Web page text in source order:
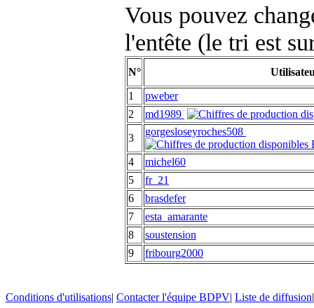
Vous pouvez
l'entête (le tri est
N°
1
pweber
2
md1989
3
gorgesloseyroches508
4
michel60
5
fr_21
6
brasdefer
7
esta_amarante
8
soustension
9
fribourg2000
Conditions d'utilisations| Contacter l'équipe BDPV| Liste de diffusion